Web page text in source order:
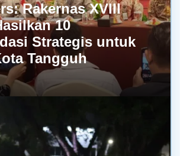
Rakernas XVIII
10
Strategis untuk
Tangguh